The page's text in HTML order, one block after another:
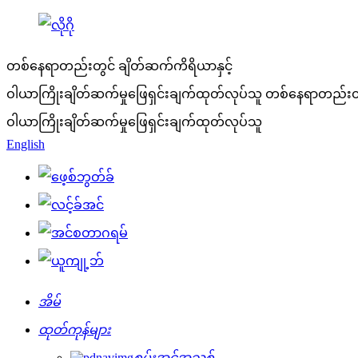
တစ်နေရာတည်းတွင် ချိတ်ဆက်ကိရိယာနှင့်
ဝါယာကြိုးချိတ်ဆက်မှုဖြေရှင်းချက်ထုတ်လုပ်သူ တစ်နေရာတည်
ဝါယာကြိုးချိတ်ဆက်မှုဖြေရှင်းချက်ထုတ်လုပ်သူ
English
အိမ်
ထုတ်ကုန်များ